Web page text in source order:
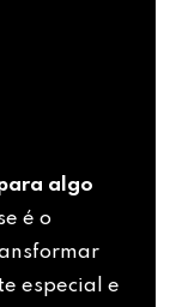
algo
é o
especial e